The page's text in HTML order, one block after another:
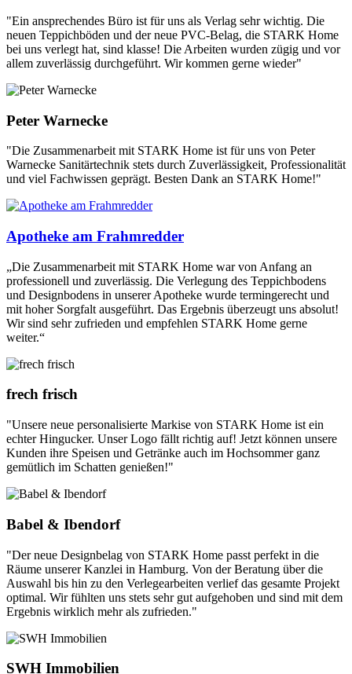
"Ein ansprechendes Büro ist für uns als Verlag sehr wichtig. Die
neuen Teppichböden und der neue PVC-Belag, die STARK Home
bei uns verlegt hat, sind klasse! Die Arbeiten wurden zügig und vor
allem zuverlässig durchgeführt. Wir kommen gerne wieder"
Peter Warnecke
"Die Zusammenarbeit mit STARK Home ist für uns von Peter
Warnecke Sanitärtechnik stets durch Zuverlässigkeit, Professionalität
und viel Fachwissen geprägt. Besten Dank an STARK Home!"
Apotheke am Frahmredder
„Die Zusammenarbeit mit STARK Home war von Anfang an
professionell und zuverlässig. Die Verlegung des Teppichbodens
und Designbodens in unserer Apotheke wurde termingerecht und
mit hoher Sorgfalt ausgeführt. Das Ergebnis überzeugt uns absolut!
Wir sind sehr zufrieden und empfehlen STARK Home gerne
weiter.“
frech frisch
"Unsere neue personalisierte Markise von STARK Home ist ein
echter Hingucker. Unser Logo fällt richtig auf! Jetzt können unsere
Kunden ihre Speisen und Getränke auch im Hochsommer ganz
gemütlich im Schatten genießen!"
Babel & Ibendorf
"Der neue Designbelag von STARK Home passt perfekt in die
Räume unserer Kanzlei in Hamburg. Von der Beratung über die
Auswahl bis hin zu den Verlegearbeiten verlief das gesamte Projekt
optimal. Wir fühlten uns stets sehr gut aufgehoben und sind mit dem
Ergebnis wirklich mehr als zufrieden."
SWH Immobilien